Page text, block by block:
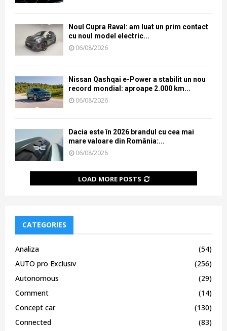
Noul Cupra Raval: am luat un prim contact
cu noul model electric...
06/08/2026
Nissan Qashqai e-Power a stabilit un nou
record mondial: aproape 2.000 km...
06/08/2026
Dacia este în 2026 brandul cu cea mai
mare valoare din România:...
06/08/2026
LOAD MORE POSTS
CATEGORIES
Analiza
(54)
AUTO pro Exclusiv
(256)
Autonomous
(29)
Comment
(14)
Concept car
(130)
Connected
(83)